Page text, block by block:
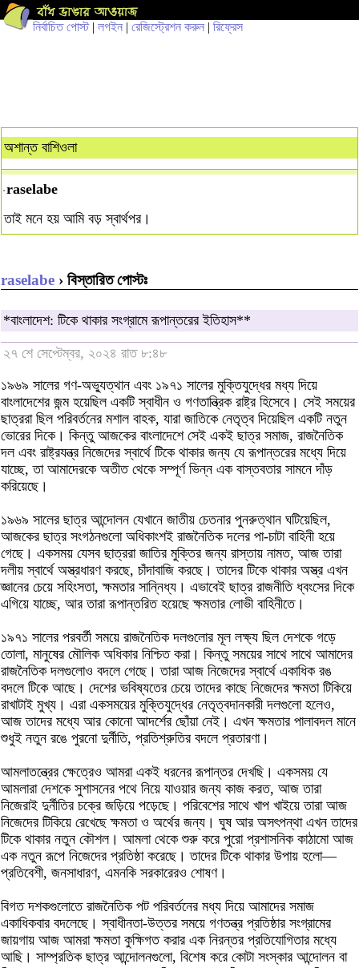
নির্বাচিত পোস্ট| লগইন | রেজিস্ট্রেশন করুন | রিফ্রেস
অশান্ত বাশিওলা
raselabe
তাই মনে হয় আমি বড় স্বার্থপর।
raselabe › বিস্তারিত পোস্টঃ
*বাংলাদেশ: টিকে থাকার সংগ্রামে রূপান্তরের ইতিহাস**
২৭ শে সেপ্টেম্বর, ২০২৪ রাত ৮:৪৮
১৯৬৯ সালের গণ-অভ্যুত্থান এবং ১৯৭১ সালের মুক্তিযুদ্ধের মধ্য দিয়ে
বাংলাদেশের জন্ম হয়েছিল একটি স্বাধীন ও গণতান্ত্রিক রাষ্ট্র হিসেবে। সেই সময়ের
ছাত্ররা ছিল পরিবর্তনের মশাল বাহক, যারা জাতিকে নেতৃত্ব দিয়েছিল একটি নতুন
ভোরের দিকে। কিন্তু আজকের বাংলাদেশে সেই একই ছাত্র সমাজ, রাজনৈতিক
দল এবং রাষ্ট্রযন্ত্র নিজেদের স্বার্থে টিকে থাকার জন্য যে রূপান্তরের মধ্যে দিয়ে
যাচ্ছে, তা আমাদেরকে অতীত থেকে সম্পূর্ণ ভিন্ন এক বাস্তবতার সামনে দাঁড়
করিয়েছে।
১৯৬৯ সালের ছাত্র আন্দোলন যেখানে জাতীয় চেতনার পুনরুত্থান ঘটিয়েছিল,
আজকের ছাত্র সংগঠনগুলো অধিকাংশই রাজনৈতিক দলের পা-চাটা বাহিনী হয়ে
গেছে। একসময় যেসব ছাত্ররা জাতির মুক্তির জন্য রাস্তায় নামত, আজ তারা
দলীয় স্বার্থে অস্ত্রধারণ করছে, চাঁদাবাজি করছে। তাদের টিকে থাকার অস্ত্র এখন
জ্ঞানের চেয়ে সহিংসতা, ক্ষমতার সান্নিধ্য। এভাবেই ছাত্র রাজনীতি ধ্বংসের দিকে
এগিয়ে যাচ্ছে, আর তারা রূপান্তরিত হয়েছে ক্ষমতার লোভী বাহিনীতে।
১৯৭১ সালের পরবর্তী সময়ে রাজনৈতিক দলগুলোর মূল লক্ষ্য ছিল দেশকে গড়ে
তোলা, মানুষের মৌলিক অধিকার নিশ্চিত করা। কিন্তু সময়ের সাথে সাথে আমাদের
রাজনৈতিক দলগুলোও বদলে গেছে। তারা আজ নিজেদের স্বার্থে একাধিক রঙ
বদলে টিকে আছে। দেশের ভবিষ্যতের চেয়ে তাদের কাছে নিজেদের ক্ষমতা টিকিয়ে
রাখাটাই মুখ্য। এরা একসময়ের মুক্তিযুদ্ধের নেতৃত্বদানকারী দলগুলো হলেও,
আজ তাদের মধ্যে আর কোনো আদর্শের ছোঁয়া নেই। এখন ক্ষমতার পালাবদল মানে
শুধুই নতুন রঙে পুরনো দুর্নীতি, প্রতিশ্রুতির বদলে প্রতারণা।
আমলাতন্ত্রের ক্ষেত্রেও আমরা একই ধরনের রূপান্তর দেখছি। একসময় যে
আমলারা দেশকে সুশাসনের পথে নিয়ে যাওয়ার জন্য কাজ করত, আজ তারা
নিজেরাই দুর্নীতির চক্রে জড়িয়ে পড়েছে। পরিবেশের সাথে খাপ খাইয়ে তারা আজ
নিজেদের টিকিয়ে রেখেছে ক্ষমতা ও অর্থের জন্য। ঘুষ আর অসৎপন্থা এখন তাদের
টিকে থাকার নতুন কৌশল। আমলা থেকে শুরু করে পুরো প্রশাসনিক কাঠামো আজ
এক নতুন রূপে নিজেদের প্রতিষ্ঠা করেছে। তাদের টিকে থাকার উপায় হলো—
প্রতিবেশী, জনসাধারণ, এমনকি সরকারেরও শোষণ।
বিগত দশকগুলোতে রাজনৈতিক পট পরিবর্তনের মধ্য দিয়ে আমাদের সমাজ
একাধিকবার বদলেছে। স্বাধীনতা-উত্তর সময়ে গণতন্ত্র প্রতিষ্ঠার সংগ্রামের
জায়গায় আজ আমরা ক্ষমতা কুক্ষিগত করার এক নিরন্তর প্রতিযোগিতার মধ্যে
আছি। সাম্প্রতিক ছাত্র আন্দোলনগুলো, বিশেষ করে কোটা সংস্কার আন্দোলন বা